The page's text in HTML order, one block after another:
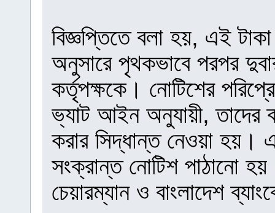
বিজ্ঞপ্তিতে বলা হয়, এই
অনুসারে পৃথকভাবে পরপর
কর্তৃপক্ষকে। নোটিশের
ভ্যাট আইন অনুযায়ী, তাদের
করার সিদ্ধান্ত নেওয়া হয়।
সংক্রান্ত নোটিশ পাঠানো
চেয়ারম্যান ও বাংলাদেশ